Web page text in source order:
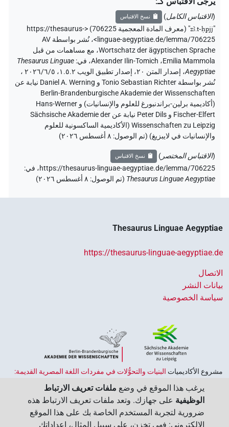
(الاقتباس الكامل) نسخ الاقتباس
"
zꜣ.t-ḥpjj
"
(معرف المادة المعجمية 706225) <https://thesaurus-
linguae-aegyptiae.de/lemma/706225>
،
نُشر بواسطة AV
Wortschatz der ägyptischen Sprache، مع مساهمات من قبل
Emilia Mammola، Alexander Ilin-Tomich، في:
Thesaurus Linguae
Aegyptiae،
إصدار المتن ٢٠، إصدار تطبيق الويب ۱.٥.٢، ٢٠٢٦/٦/٥ ،
نُشر بواسطة Tonio Sebastian Richter و Daniel A. Werning نيابة عن
Berlin-Brandenburgische Akademie der Wissenschaften
(أكاديمية برلين-براندنبورغ للعلوم والإنسانيات) و Hans-Werner
Fischer-Elfert و Peter Dils نيابة عن Sächsische Akademie der
Wissenschaften zu Leipzig (الأكاديمية الساكسونية للعلوم
والإنسانيات في لايبزيغ) (تم الوصول: ٨ أغسطس ٢٠٢٦ )
(الاقتباس المختصر ) نسخ الاقتباس
https://thesaurus-linguae-aegyptiae.de/lemma/706225، في:
Thesaurus Linguae Aegyptiae
(تم الوصول: ٨ أغسطس ٢٠٢٦ )
Thesaurus Linguae Aegyptiae
https://thesaurus-linguae-aegyptiae.de
الاتصال
بيانات النشر
سياسة الخصوصية
مشروع الأكاديميات ‏ البنيات والتحوُّلات في مفردات اللغة المصرية القديمة:
الممول من قبل الحكومة الاتحادية وحكومات الولايات بجمهورية ألمانيا
الاتحادية، وهو يهدف إلى الحفاظ على تراثنا الثقافي واسترجاعه واستكشافه.
يُنسَّق البرنامج من قِبلاتحاد الأكاديميات الألمانية للعلوم والإنسانيات‏.
يرغب هذا الموقع في وضع ملفات تعريف الارتباط
الوظيفية على جهازك. وتعد ملفات تعريف الارتباط هذه
ضرورية لتجربة المستخدم الخاصة بك على هذا الموقع
الإلكتروني: فهي تخزن، على سبيل المثال، إعداداتك